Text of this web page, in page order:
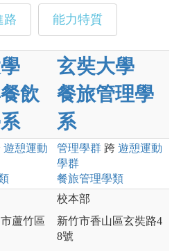
路 能力特質
飲
玄奘大學
餐旅管理學
系
遊憩運動
管理學群 跨 遊憩運動
學群
餐旅管理學類
蘆竹區
校本部
新竹市香山區玄奘路4
8號